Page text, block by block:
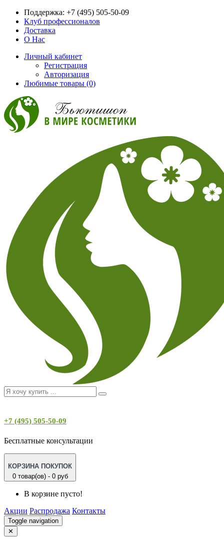
Поддержка: +7 (495) 505-50-09
Клуб профессионалов
Доставка
О Нас
Личный кабинет
Регистрация
Авторизация
Любимые товары (0)
+7 (495) 505-50-09
Бесплатные консультации
КОРЗИНА ПОКУПОК
0 товар(ов) - 0 руб
В корзине пусто!
Акции Распродажа Контакты
Toggle navigation
✕